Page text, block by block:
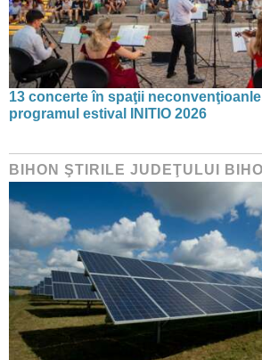
13 concerte în spaţii
programul estival INITIO 2026
BIHON ŞTIRILE JUDEŢULUI